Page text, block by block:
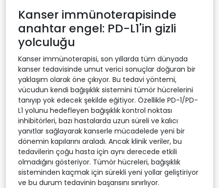
Kanser immünoterapisinde
anahtar engel: PD-L1'in gizli
yolculuğu
Kanser immünoterapisi, son yıllarda tüm dünyada
kanser tedavisinde umut verici sonuçlar doğuran bir
yaklaşım olarak öne çıkıyor. Bu tedavi yöntemi,
vücudun kendi bağışıklık sistemini tümör hücrelerini
tanıyıp yok edecek şekilde eğitiyor. Özellikle PD-1/PD-
L1 yolunu hedefleyen bağışıklık kontrol noktası
inhibitörleri, bazı hastalarda uzun süreli ve kalıcı
yanıtlar sağlayarak kanserle mücadelede yeni bir
dönemin kapılarını araladı. Ancak klinik veriler, bu
tedavilerin çoğu hasta için aynı derecede etkili
olmadığını gösteriyor. Tümör hücreleri, bağışıklık
sisteminden kaçmak için sürekli yeni yollar geliştiriyor
ve bu durum tedavinin başarısını sınırlıyor.